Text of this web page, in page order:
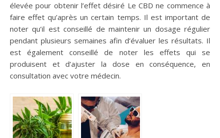
élevée pour obtenir l’effet désiré Le CBD ne commence à
faire effet qu’après un certain temps. Il est important de
noter qu’il est conseillé de maintenir un dosage régulier
pendant plusieurs semaines afin d’évaluer les résultats. Il
est également conseillé de noter les effets qui se
produisent et d’ajuster la dose en conséquence, en
consultation avec votre médecin.